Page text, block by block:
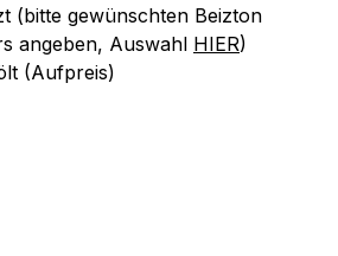
(bitte gewünschten Beizton
angeben, Auswahl HIER)
(Aufpreis)